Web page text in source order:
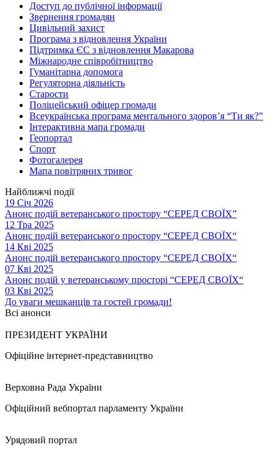
Доступ до публічної інформації
Звернення громадян
Цивільний захист
Програма з відновлення України
Підтримка ЄС з відновлення Макарова
Міжнародне співробітництво
Гуманітарна допомога
Регуляторна діяльність
Старости
Поліцейський офіцер громади
Всеукраїнська програма ментального здоров’я “Ти як?”
Інтерактивна мапа громади
Геопортал
Спорт
Фотогалерея
Мапа повітряних тривог
Найближчі події
19 Січ 2026
Анонс подій ветеранського простору “СЕРЕД СВОЇХ”
12 Тра 2025
Анонс подій ветеранського простору “СЕРЕД СВОЇХ“
14 Кві 2025
Анонс подій ветеранського простору “СЕРЕД СВОЇХ“
07 Кві 2025
Анонс подій у ветеранському просторі “СЕРЕД СВОЇХ“
03 Кві 2025
До уваги мешканців та гостей громади!
Всі анонси
ПРЕЗИДЕНТ УКРАЇНИ
Офіційне інтернет-представництво
Верховна Рада України
Офіційний вебпортал парламенту України
Урядовий портал